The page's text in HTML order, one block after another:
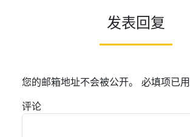
发表回复
您的邮箱地址不会被公开。 必填项已用
评论